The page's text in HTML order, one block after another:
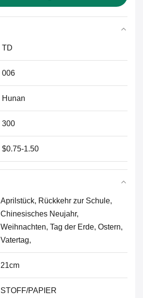
TD
006
Hunan
300
$0.75-1.50
Aprilstück, Rückkehr zur Schule,
Chinesisches Neujahr,
Weihnachten, Tag der Erde, Ostern,
Vatertag,
21cm
STOFF/PAPIER